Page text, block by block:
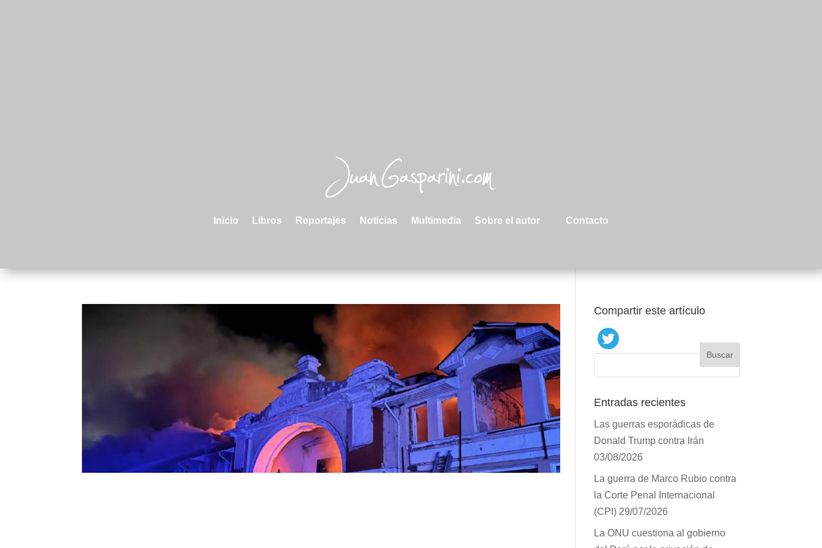
Inicio Libros Reportajes Noticias Multimedia Sobre el autor Contacto
Compartir este artículo
Entradas recientes
Las guerras esporádicas de
Donald Trump contra Irán
03/08/2026
La guerra de Marco Rubio
contra la Corte Penal
Internacional (CPI)
La ONU cuestiona al gobierno